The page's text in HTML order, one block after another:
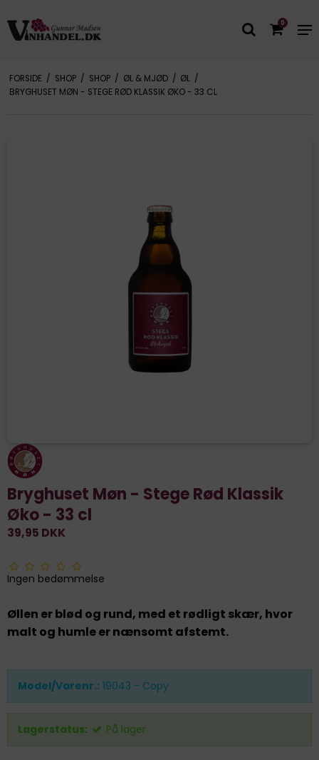
0
FORSIDE / SHOP / SHOP / ØL & MJØD / ØL /
BRYGHUSET MØN - STEGE RØD KLASSIK ØKO - 33 CL
Bryghuset Møn - Stege Rød Klassik
Øko - 33 cl
39,95 DKK
Ingen bedømmelse
Øllen er blød og rund, med et rødligt skær, hvor
malt og humle er nænsomt afstemt.
Model/Varenr.: 19043 - Copy
Lagerstatus: På lager